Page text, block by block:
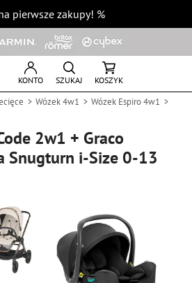
pierwsze zakupy! %
KONTO SZUKAJ KOSZYK
Wózek 4w1
Wózek Espiro 4w1
2w1 + Graco
Snugturn i-Size 0-13